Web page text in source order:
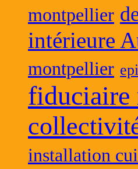
montpellier
intérieure
montpellier
fiduciaire
installation